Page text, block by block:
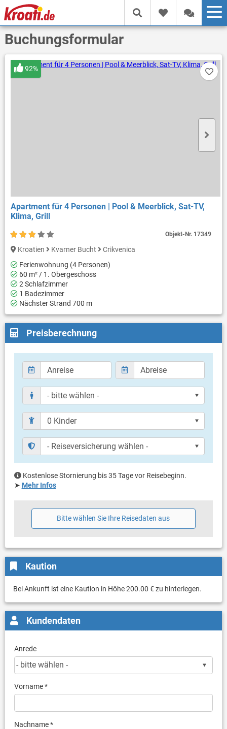
Buchungsformular
Apartment für 4 Personen | Pool & Meerblick, Sat-TV,
Klima, Grill
92%
Kroatien Kvarner Bucht
Crikvenica
Ferienwohnung (4 Personen)
60 m² / 1. Obergeschoss
2 Schlafzimmer
1 Badezimmer
Nächster Strand 700 m
Objekt-Nr. 17349
Preisberechnung
Kostenlose Stornierung bis 35 Tage vor Reisebeginn.
➤ Mehr Infos
Bitte wählen Sie Ihre Reisedaten aus
Kaution
Bei Ankunft ist eine Kaution in Höhe 200.00 € zu hinterlegen.
Kundendaten
Anrede
Vorname *
Nachname *